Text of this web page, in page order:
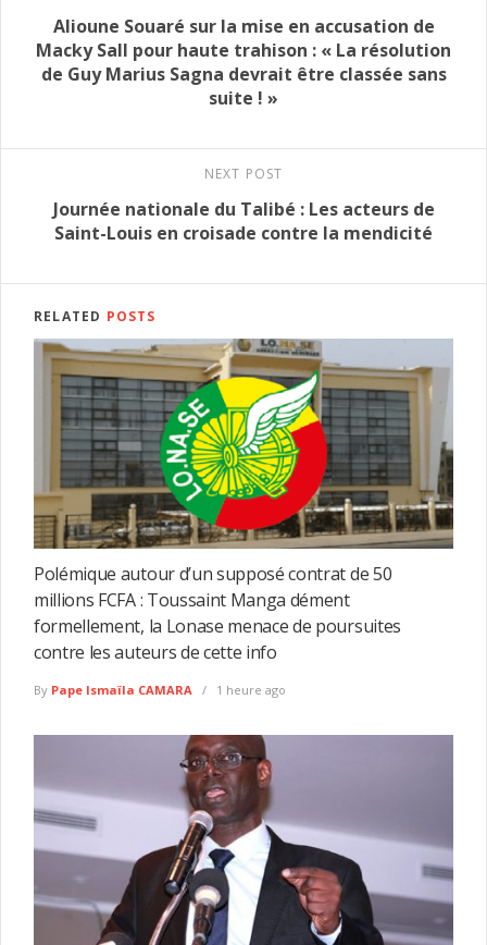
Alioune Souaré sur la mise en accusation de
Macky Sall pour haute trahison : « La résolution
de Guy Marius Sagna devrait être classée sans
suite ! »
NEXT POST
Journée nationale du Talibé : Les acteurs de
Saint-Louis en croisade contre la mendicité
RELATED POSTS
Polémique autour d’un supposé contrat de 50
millions FCFA : Toussaint Manga dément
formellement, la Lonase menace de poursuites
contre les auteurs de cette info
By Pape Ismaïla CAMARA 1 heure ago